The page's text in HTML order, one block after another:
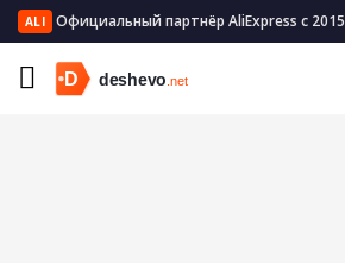
ALI Официальный партнёр AliExpress с 2015
Главная Бытовая техника
Ирригаторы для полости рта